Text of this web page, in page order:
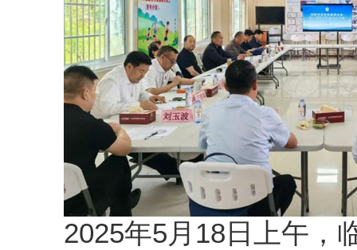
2025年5月18日上午，